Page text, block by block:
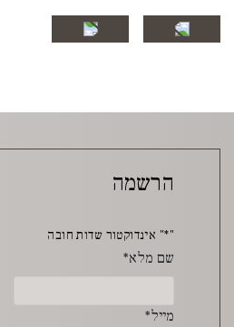
הרשמה
"
*" אינדוקטור שדות חובה
שם מלא*
מייל*